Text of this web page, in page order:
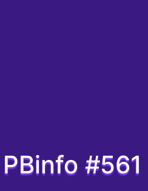
#561